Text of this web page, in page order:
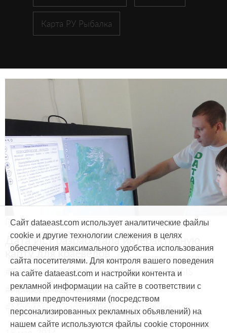
Карта РУ Рыбалка
Продукты и услуги
Дата Ист разработала интерактивную
карту для краеведов
#CarryMap #Интерактивная карта #ArcGIS
#Природа #Дети #География
#Мобильная карта #Веб-приложение
Сайт dataeast.com использует аналитические файлы
cookie и другие технологии слежения в целях
обеспечения максимального удобства использования
сайта посетителями. Для контроля вашего поведения
на сайте dataeast.com и настройки контента и
рекламной информации на сайте в соответствии с
вашими предпочтениями (посредством
персонализированных рекламных объявлений) на
нашем сайте используются файлы cookie сторонних